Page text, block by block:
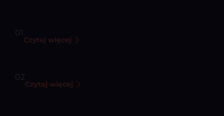
01
Czytaj więcej
02
Czytaj więcej